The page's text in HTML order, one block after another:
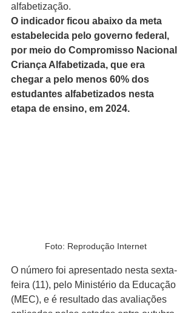
alfabetização.
O indicador ficou abaixo da meta
estabelecida pelo governo federal,
por meio do Compromisso Nacional
Criança Alfabetizada, que era
chegar a pelo menos 60% dos
estudantes alfabetizados nesta
etapa de ensino, em 2024.
Foto: Reprodução Internet
O número foi apresentado nesta sexta-
feira (11), pelo Ministério da Educação
(MEC), e é resultado das avaliações